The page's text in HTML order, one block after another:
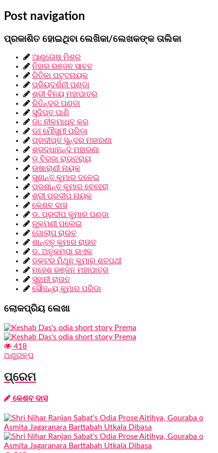
Post navigation
ପ୍ରକାଶିତ ହୋଇଥିବା ଲେଖିକା/ଲେଖକଙ୍କ ତାଲିକା
ଆଶୁତୋଷ ମିଶ୍ର
ନିହାର ରଞ୍ଜନ ସାବତ
ରିତିକା ପଟ୍ଟନାୟକ
ପ୍ରିୟଦର୍ଶନୀ ପଣ୍ଡା
ଶ୍ରୀ ବିନୟ ମହାପାତ୍ର
ରିତିନ୍ଦ୍ର ପଣ୍ଡା
ସୁଦିପ୍ତ ପାଣି
ଡା: ନୀଳମାଧବ କର
ଡଃ ମୌସୁମୀ ପରିଡ଼ା
ପ୍ରଦୀପ୍ତ ସୁନ୍ଦର ମହାରଣା
ଶ୍ରଦ୍ଧାନନ୍ଦ ମହାରଣା
ଡ଼ ବିରଜା ରାଉତରାୟ
ଉଷାରାଣୀ ନାୟକ
ସୁଶାନ୍ତ କୁମାର ଦଳେଇ
ପ୍ରଶାନ୍ତ କୁମାର ବେହେରା
ଶ୍ରୀ ପ୍ରଦୀପ ନାୟକ
କେଶବ ଦାସ
ଡ. ପ୍ରଦୀପ କୁମାର ପଣ୍ଡା
ରୁକ୍ମଣୀ ପଲେଇ
ଗୋଲାପ ରାଉତ
ଶାନ୍ତନୁ କୁମାର ରାଉତ
ଡ. ଅନୁକମ୍ପା ନାଏକ
ଡକ୍ଟର ମିଥୁନ କୁମାର ଶତପଥୀ
ମହେଶ ରଞ୍ଜନ ମହାପାତ୍ର
ସୁହାନୀ ରାଉତ
ସୌଜନ୍ୟ କୁମାର ପରିଡା
ଲୋକପ୍ରିୟ ଲେଖା
418
ଅଣୁଗଳ୍ପ
ପ୍ରେମ
କେଶବ ଦାସ